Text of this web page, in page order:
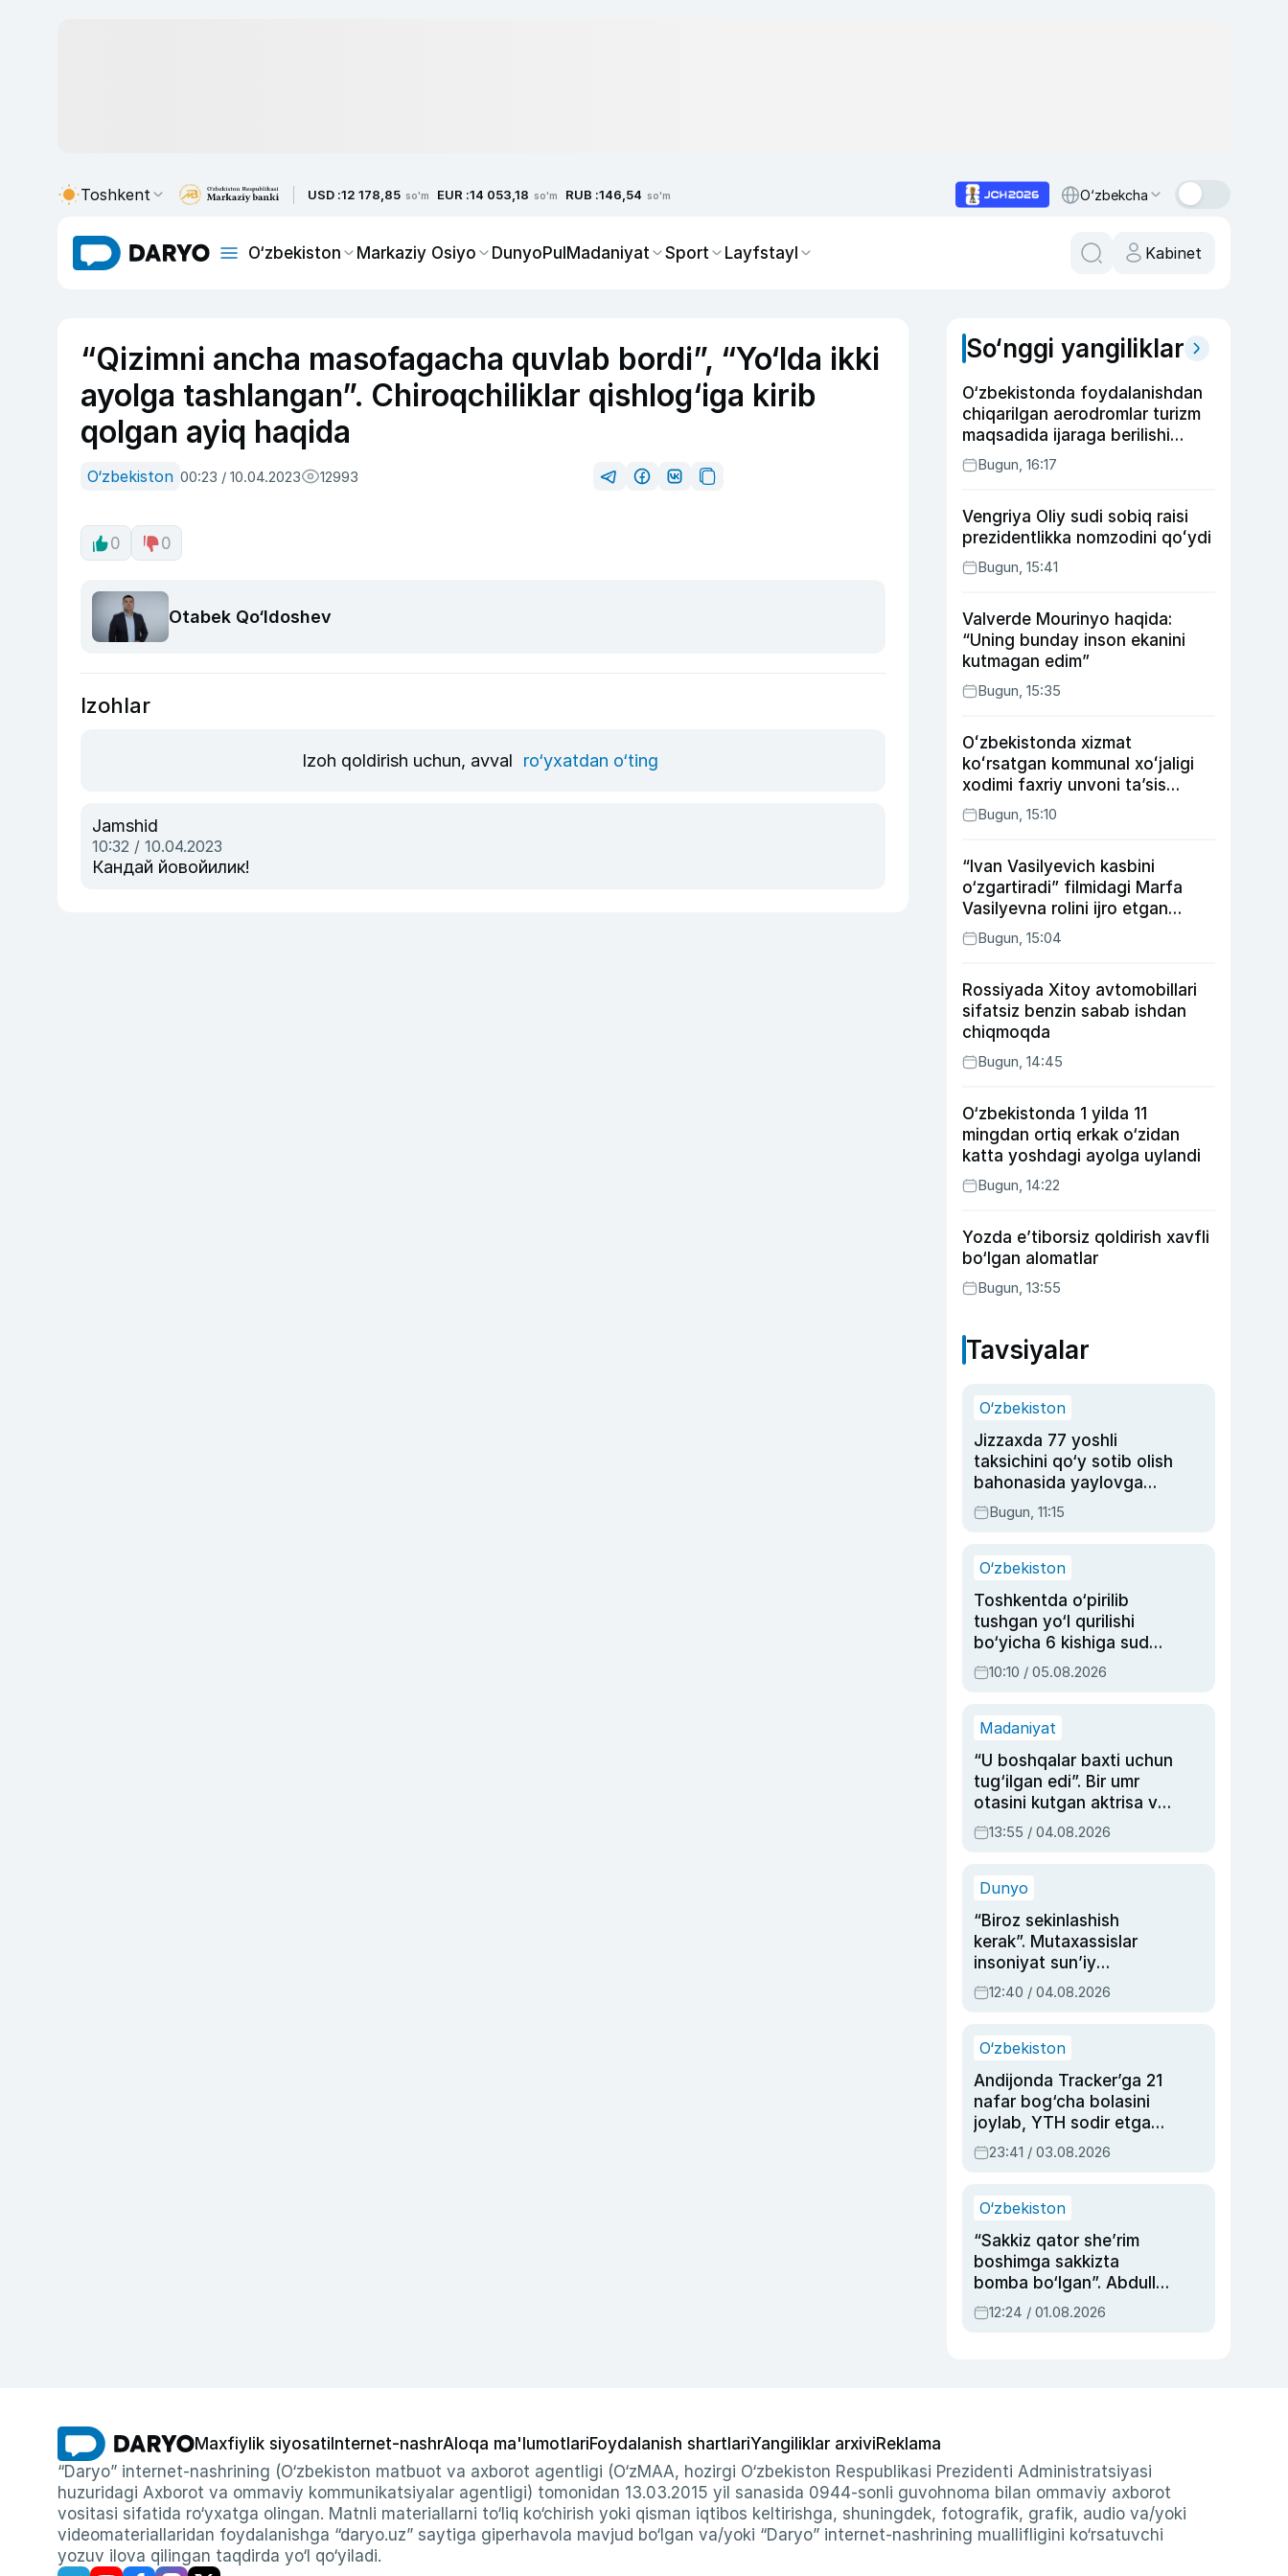
Toshkent USD :12 178,85 so'm EUR :14 053,18 so'm RUB :146,54 so'm O‘zbekcha
O‘zbekiston Markaziy Osiyo DunyoPulMadaniyat Sport Layfstayl Kabinet
“Qizimni ancha masofagacha quvlab bordi”, “Yo‘lda ikki
ayolga tashlangan”. Chiroqchiliklar qishlog‘iga kirib
qolgan ayiq haqida
O‘zbekiston 00:23 / 10.04.2023 12993
0 0
Otabek Qo‘ldoshev
Izohlar
Izoh qoldirish uchun, avval ro‘yxatdan o‘ting
Jamshid
10:32 / 10.04.2023
Кандай йовойилик!
So‘nggi yangiliklar
O‘zbekistonda foydalanishdan
chiqarilgan aerodromlar turizm
maqsadida ijaraga berilishi
mumkin
Bugun, 16:17
Vengriya Oliy sudi sobiq raisi
prezidentlikka nomzodini qoʻydi
Bugun, 15:41
Valverde Mourinyo haqida:
“Uning bunday inson ekanini
kutmagan edim”
Bugun, 15:35
Oʻzbekistonda xizmat
koʻrsatgan kommunal xoʻjaligi
xodimi faxriy unvoni taʼsis
etilishi mumkin
Bugun, 15:10
“Ivan Vasilyevich kasbini
o‘zgartiradi” filmidagi Marfa
Vasilyevna rolini ijro etgan
aktrisaning taqdiri qanday
kechdi?
Bugun, 15:04
Rossiyada Xitoy avtomobillari
sifatsiz benzin sabab ishdan
chiqmoqda
Bugun, 14:45
O‘zbekistonda 1 yilda 11
mingdan ortiq erkak o‘zidan
katta yoshdagi ayolga uylandi
Bugun, 14:22
Yozda e’tiborsiz qoldirish xavfli
bo‘lgan alomatlar
Bugun, 13:55
Tavsiyalar
O‘zbekiston
Jizzaxda 77 yoshli
taksichini qo‘y sotib olish
bahonasida yaylovga
olib borib o‘ldirgan yigit
20 yilga qamaldi
Bugun, 11:15
O‘zbekiston
Toshkentda o‘pirilib
tushgan yo‘l qurilishi
bo‘yicha 6 kishiga sud
hukmi o‘qildi
10:10 / 05.08.2026
Madaniyat
“U boshqalar baxti uchun
tug‘ilgan edi”. Bir umr
otasini kutgan aktrisa va
dublyaj ustasi Rimma
Ahmedovaning
13:55 / 04.08.2026
Dunyo
“Biroz sekinlashish
kerak”. Mutaxassislar
insoniyat sun’iy
intellektni boshqara
olmay qolishidan xavotir
12:40 / 04.08.2026
O‘zbekiston
Andijonda Tracker’ga 21
nafar bog‘cha bolasini
joylab, YTH sodir etgan
ayolga sud hukmi o‘qildi
23:41 / 03.08.2026
O‘zbekiston
“Sakkiz qator she’rim
boshimga sakkizta
bomba bo‘lgan”. Abdulla
Oripovni siyosiy
ayblovlardan asrab
12:24 / 01.08.2026
Maxfiylik siyosati Internet-nashrAloqa ma'lumotlariFoydalanish shartlariYangiliklar arxiviReklama
“Daryo” internet-nashrining (O‘zbekiston matbuot va axborot agentligi (O‘zMAA, hozirgi O‘zbekiston Respublikasi Prezidenti Administratsiyasi
huzuridagi Axborot va ommaviy kommunikatsiyalar agentligi) tomonidan 13.03.2015 yil sanasida 0944-sonli guvohnoma bilan ommaviy axborot
vositasi sifatida ro‘yxatga olingan. Matnli materiallarni to‘liq ko‘chirish yoki qisman iqtibos keltirishga, shuningdek, fotografik, grafik, audio va/yoki
videomateriallaridan foydalanishga “daryo.uz” saytiga giperhavola mavjud bo‘lgan va/yoki “Daryo” internet-nashrining muallifligini ko‘rsatuvchi
yozuv ilova qilingan taqdirda yo‘l qo‘yiladi.